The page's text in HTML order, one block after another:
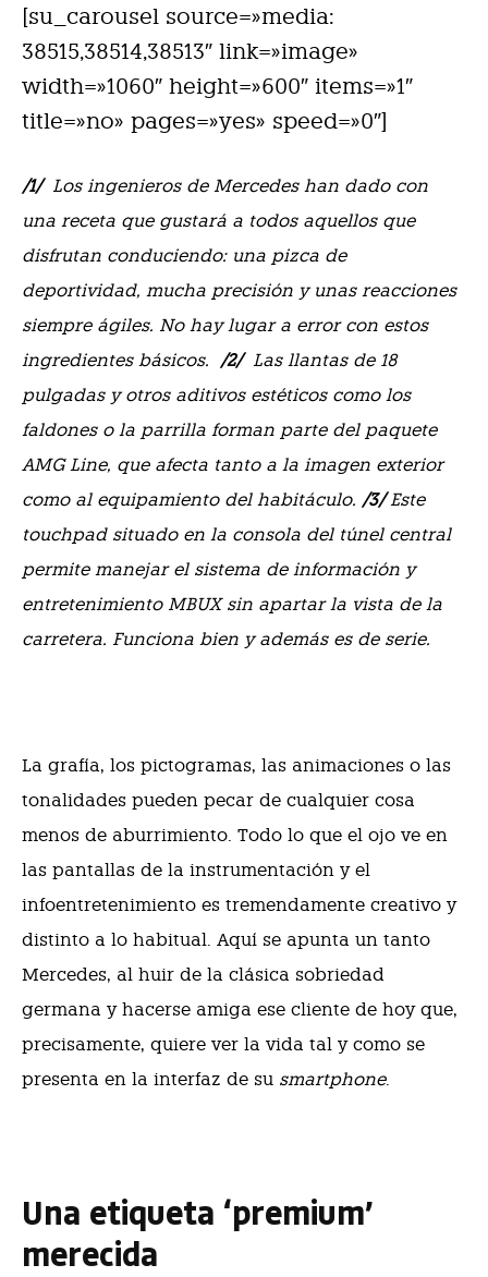
[su_carousel source=»media:
38515,38514,38513″ link=»image»
width=»1060″ height=»600″ items=»1″
title=»no» pages=»yes» speed=»0″]
/1/ Los ingenieros de Mercedes han dado con
una receta que gustará a todos aquellos que
disfrutan conduciendo: una pizca de
deportividad, mucha precisión y unas reacciones
siempre ágiles. No hay lugar a error con estos
ingredientes básicos.
/2/ Las llantas de 18
pulgadas y otros aditivos estéticos como los
faldones o la parrilla forman parte del paquete
AMG Line, que afecta tanto a la imagen exterior
como al equipamiento del habitáculo. /3/Este
touchpad situado en la consola del túnel central
permite manejar el sistema de información y
entretenimiento MBUX sin apartar la vista de la
carretera. Funciona bien y además es de serie.
La grafía, los pictogramas, las animaciones o las
tonalidades pueden pecar de cualquier cosa
menos de aburrimiento. Todo lo que el ojo ve en
las pantallas de la instrumentación y el
infoentretenimiento es tremendamente creativo y
distinto a lo habitual. Aquí se apunta un tanto
Mercedes, al huir de la clásica sobriedad
germana y hacerse amiga ese cliente de hoy que,
precisamente, quiere ver la vida tal y como se
presenta en la interfaz de su smartphone.
Una etiqueta ‘premium’
merecida